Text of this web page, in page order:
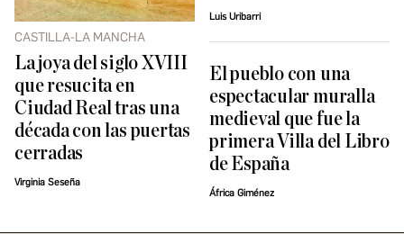
CASTILLA-LA MANCHA
La joya del siglo XVIII
que resucita en
Ciudad Real tras una
década con las puertas
cerradas
Virginia Seseña
Luis Uribarri
El pueblo con una
espectacular muralla
medieval que fue la
primera Villa del Libro
de España
África Giménez